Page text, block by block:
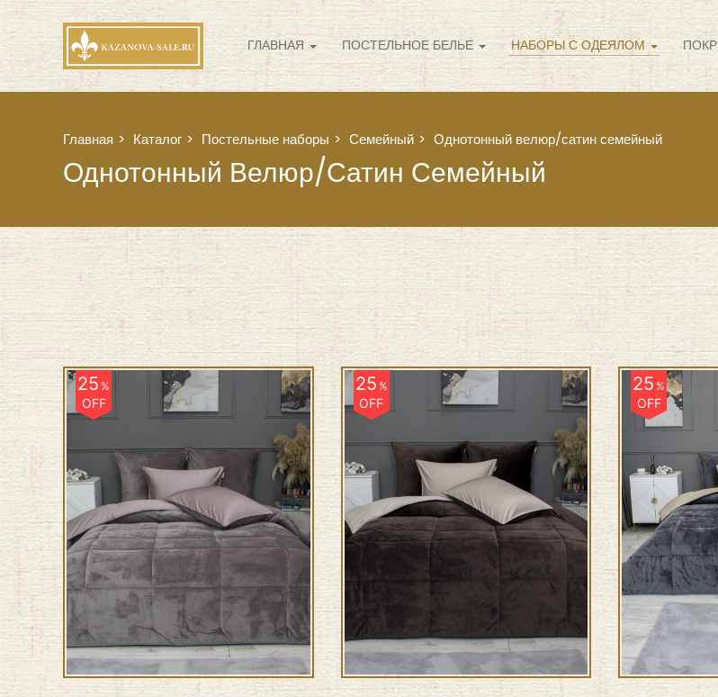
ГЛАВНАЯ ПОСТЕЛЬНОЕ БЕЛЬЕ НАБОРЫ С ОДЕЯЛОМ
Главная Каталог Постельные наборы Семейный Однотонный велюр/сатин семейный
Однотонный Велюр/сатин Семейный
25%
OFF
25%
OFF
25%
OFF